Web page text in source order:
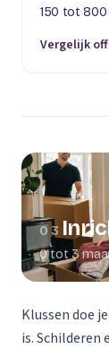
150 tot 800
Vergelijk
(opent in
03
0 tot 3
Klussen doe
is. Schilderen